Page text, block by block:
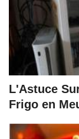
L'Astuce
Frigo en